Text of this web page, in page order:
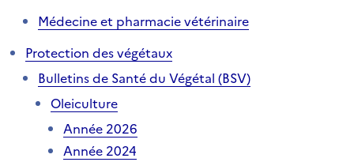
Médecine et pharmacie vétérinaire
Protection des végétaux
Bulletins de Santé du Végétal (BSV)
Oleiculture
Année 2026
Année 2024